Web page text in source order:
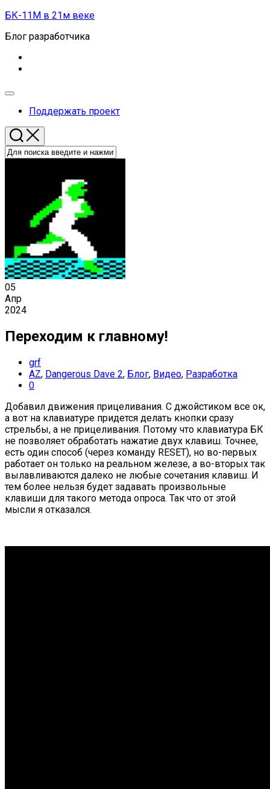
Перейти
содержанию
БК-11М в 21м веке
Блог разработчика
Развернуть
Поддержать проект
05
Апр
2024
Переходим к главному!
grf
AZ, Dangerous Dave 2, Блог, Видео, Разработка
0
Добавил движения прицеливания. С джойстиком все ок,
а вот на клавиатуре придется делать кнопки сразу
стрельбы, а не прицеливания. Потому что клавиатура БК
не позволяет обработать нажатие двух клавиш. Точнее,
есть один способ (через команду RESET), но во-первых
работает он только на реальном железе, а во-вторых так
вылавливаются далеко не любые сочетания клавиш. И
тем более нельзя будет задавать произвольные
клавиши для такого метода опроса. Так что от этой
мысли я отказался.